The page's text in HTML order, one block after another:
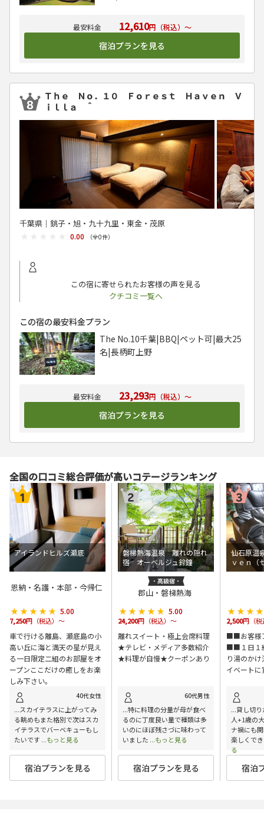
12,610円（税込）～
宿泊プランを見る
Ｔｈｅ Ｎｏ．１０ Ｆｏｒｅｓｔ Ｈａｖｅｎ Ｖ
ｉｌｌａ ＾
千葉県│銚子・旭・九十九里・東金・茂原
0.00 （全0件）
この宿に寄せられたお客様の声を見る
クチコミ一覧へ
23,293円（税込）～
宿泊プランを見る
この宿の最安料金プラン
The No.10千葉|BBQ|ペット可|最大25
名|長柄町上野
全国の口コミ総合評価が高いコテージランキング
アイランドヒルズ瀬底
恩納・名護・本部・今帰仁
★★★★★
★★★★★ 5.00
7,250円（税込）～
車で行ける離島、瀬底島の小
高い丘に海と満天の星が見え
る一日限定二組のお部屋をオ
ープンここだけの癒しをお楽
しみ下さい。
40代女性
...スカイテラスに上がってみ
る眺めもまた格別で次はスカ
イテラスでバーベキューもし
たいです ...もっと見る
宿泊プランを見る
磐梯熱海温泉 離れの隠れ
宿 オーベルジュ鈴鐘
郡山・磐梯熱海
★★★★★
★★★★★ 5.00
24,200円（税込）～
離れスイート・極上会席料理
★テレビ・メディア多数紹介
★料理が自慢★クーポンあり
60代男性
...特に料理の分量が母が食べ
るのに丁度良い量で種類は多
いのにほぼ残さづに味わって
いました ...もっと見る
宿泊プランを見る
仙石原
ｖｅｎ（
2,500円（
■■お客様
■■１日１
り湯のか
イベート
...貸し切
人+1歳の
ナ禍にも
楽しくで
る
宿泊